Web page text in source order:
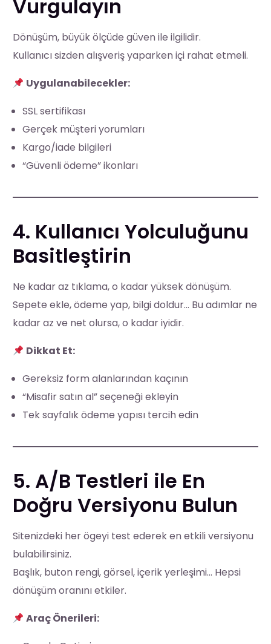
Vurgulayın
Dönüşüm, büyük ölçüde güven ile ilgilidir.
Kullanıcı sizden alışveriş yaparken içi rahat etmeli.
Uygulanabilecekler:
SSL sertifikası
Gerçek müşteri yorumları
Kargo/iade bilgileri
“Güvenli ödeme” ikonları
4. Kullanıcı Yolculuğunu
Basitleştirin
Ne kadar az tıklama, o kadar yüksek dönüşüm.
Sepete ekle, ödeme yap, bilgi doldur… Bu adımlar ne
kadar az ve net olursa, o kadar iyidir.
Dikkat Et:
Gereksiz form alanlarından kaçının
“Misafir satın al” seçeneği ekleyin
Tek sayfalık ödeme yapısı tercih edin
5. A/B Testleri ile En
Doğru Versiyonu Bulun
Sitenizdeki her ögeyi test ederek en etkili versiyonu
bulabilirsiniz.
Başlık, buton rengi, görsel, içerik yerleşimi… Hepsi
dönüşüm oranını etkiler.
Araç Önerileri: